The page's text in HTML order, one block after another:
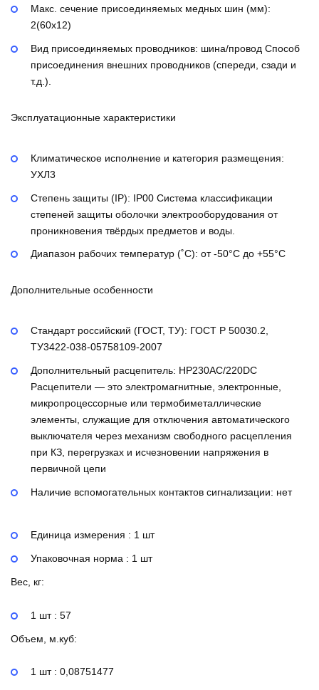
Макс. сечение присоединяемых медных шин (мм):
2(60х12)
Вид присоединяемых проводников: шина/провод Способ
присоединения внешних проводников (спереди, сзади и
т.д.).
Эксплуатационные характеристики
Климатическое исполнение и категория размещения:
УХЛ3
Степень защиты (IP): IP00 Система классификации
степеней защиты оболочки электрооборудования от
проникновения твёрдых предметов и воды.
Диапазон рабочих температур (˚С): от -50°С до +55°С
Дополнительные особенности
Стандарт российский (ГОСТ, ТУ): ГОСТ Р 50030.2,
ТУ3422-038-05758109-2007
Дополнительный расцепитель: НР230AC/220DC
Расцепители — это электромагнитные, электронные,
микропроцессорные или термобиметаллические
элементы, служащие для отключения автоматического
выключателя через механизм свободного расцепления
при КЗ, перегрузках и исчезновении напряжения в
первичной цепи
Наличие вспомогательных контактов сигнализации: нет
Единица измерения : 1 шт
Упаковочная норма : 1 шт
Вес, кг:
1 шт : 57
Объем, м.куб:
1 шт : 0,08751477